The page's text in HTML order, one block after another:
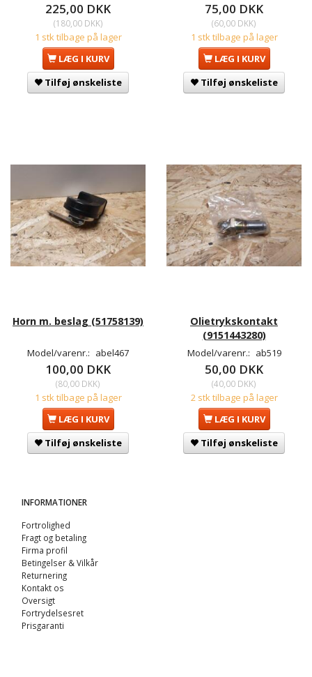
225,00 DKK
(180,00 DKK)
1 stk tilbage på lager
LÆG I KURV
Tilføj ønskeliste
75,00 DKK
(60,00 DKK)
1 stk tilbage på lager
LÆG I KURV
Tilføj ønskeliste
Horn m. beslag (51758139)
Model/varenr.: abel467
100,00 DKK
(80,00 DKK)
1 stk tilbage på lager
LÆG I KURV
Tilføj ønskeliste
Olietrykskontakt
(9151443280)
Model/varenr.: ab519
50,00 DKK
(40,00 DKK)
2 stk tilbage på lager
LÆG I KURV
Tilføj ønskeliste
INFORMATIONER
Fortrolighed
Fragt og betaling
Firma profil
Betingelser & Vilkår
Returnering
Kontakt os
Oversigt
Fortrydelsesret
Prisgaranti